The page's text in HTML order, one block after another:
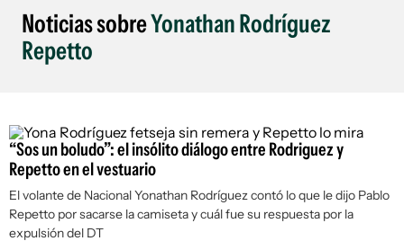
Noticias sobreYonathan Rodríguez
Repetto
“Sos un boludo”: el insólito diálogo entre Rodriguez y
Repetto en el vestuario
El volante de Nacional Yonathan Rodríguez contó lo que le dijo Pablo
Repetto por sacarse la camiseta y cuál fue su respuesta por la
expulsión del DT